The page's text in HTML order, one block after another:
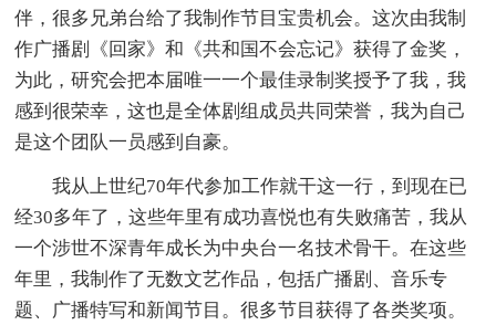
伴，很多兄弟台给了我制作节目宝贵机会。这次由我制
作广播剧《回家》和《共和国不会忘记》获得了金奖，
为此，研究会把本届唯一一个最佳录制奖授予了我，我
感到很荣幸，这也是全体剧组成员共同荣誉，我为自己
是这个团队一员感到自豪。
我从上世纪70年代参加工作就干这一行，到现在已
经30多年了，这些年里有成功喜悦也有失败痛苦，我从
一个涉世不深青年成长为中央台一名技术骨干。在这些
年里，我制作了无数文艺作品，包括广播剧、音乐专
题、广播特写和新闻节目。很多节目获得了各类奖项。